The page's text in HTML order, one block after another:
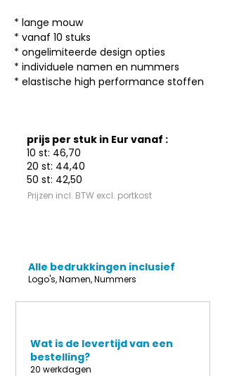
* lange mouw
* vanaf 10 stuks
* ongelimiteerde design opties
* individuele namen en nummers
* elastische high performance stoffen
prijs per stuk in Eur vanaf :
10 st: 46,70
20 st: 44,40
50 st: 42,50
Prijzen incl. BTW excl. portkost
Alle bedrukkingen inclusief
Logo's, Namen, Nummers
Wat is de levertijd van een
bestelling?
20 werkdagen